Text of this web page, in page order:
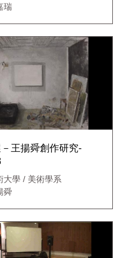
瑞
王揚舜創作研究-
大學 / 美術學系
舜